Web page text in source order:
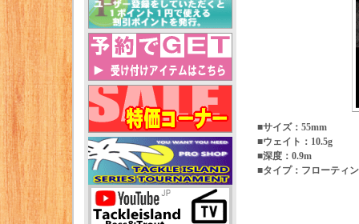
■サイズ：55mm
■ウェイト：10.5g
■深度：0.9m
■タイプ：フローティ